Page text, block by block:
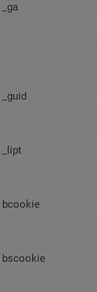
_ga
_guid
_lipt
bcookie
bscookie